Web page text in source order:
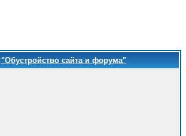
"Обустройство сайта и форума"